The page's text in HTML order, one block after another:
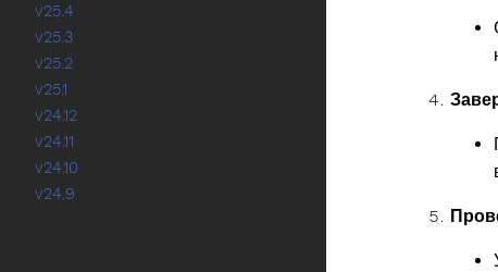
v25.4
v25.3
v25.2
v25.1
v24.12
v24.11
v24.10
v24.9